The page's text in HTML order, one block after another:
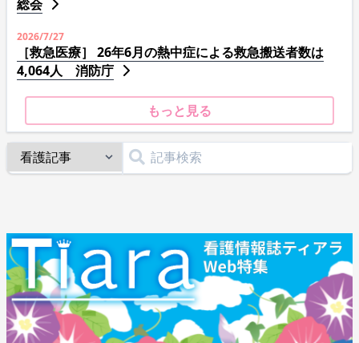
総会
2026/7/27
［救急医療］ 26年6月の熱中症による救急搬送者数は
4,064人 消防庁
もっと見る